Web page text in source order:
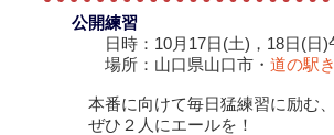
公開練習
日時：10月17日(土)，18日(日)
場所：山口県山口市・ 道の駅
本番に向けて毎日猛練習に励む、
ぜひ２人にエールを！